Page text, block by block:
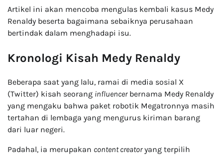
Artikel ini akan mencoba mengulas kembali kasus Medy
Renaldy beserta bagaimana sebaiknya perusahaan
bertindak dalam menghadapi isu.
Kronologi Kisah Medy Renaldy
Beberapa saat yang lalu, ramai di media sosial X
(Twitter) kisah seorang influencerbernama Medy Renaldy
yang mengaku bahwa paket robotik Megatronnya masih
tertahan di lembaga yang mengurus kiriman barang
dari luar negeri.
Padahal, ia merupakan content creatoryang terpilih